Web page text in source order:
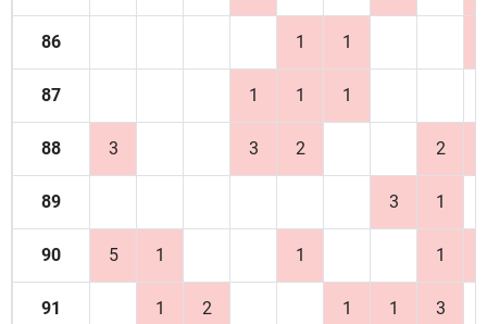
86 1 1
87 1 1 1
88 3 3 2 2
89 3 1
90 5 1 1 1
91 1 2 1 1 3